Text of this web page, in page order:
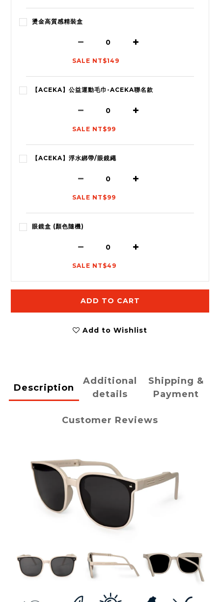
燙金高質感精裝盒
SALE NT$149
【ACEKA】公益運動毛巾-ACEKA聯名款
SALE NT$99
【ACEKA】浮水綁帶/眼鏡繩
SALE NT$99
眼鏡盒 (顏色隨機)
SALE NT$49
ADD TO CART
Add to Wishlist
Description
Additional
details
Shipping &
Payment
Customer Reviews